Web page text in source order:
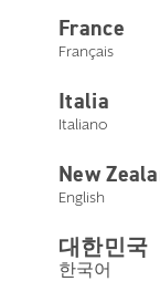
France
Français
Italia
Italiano
New
English
대한민국
한국어
Jeff
Direttore
Jeff Geigel ha
salute dell'udito.